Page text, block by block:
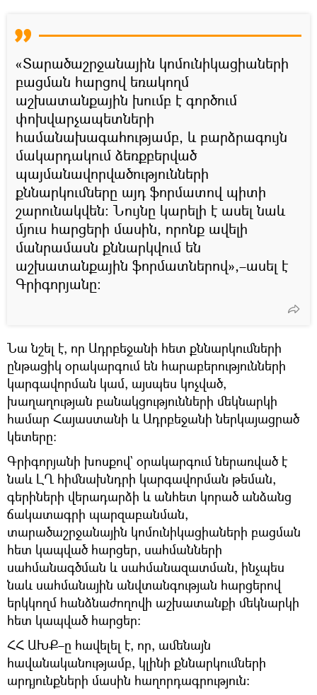
«Տարածաշրջանային կոմունիկացիաների
բացման հարցով եռակողմ
աշխատանքային խումբ է գործում
փոխվարչապետների
համանախագահությամբ, և բարձրագույն
մակարդակում ձեռքբերված
պայմանավորվածությունների
քննարկումները այդ ֆորմատով պիտի
շարունակվեն: Նույնը կարելի է ասել նաև
մյուս հարցերի մասին, որոնք ավելի
մանրամասն քննարկվում են
աշխատանքային ֆորմատներով»,–ասել է
Գրիգորյանը:
Նա նշել է, որ Ադրբեջանի հետ քննարկումների
ընթացիկ օրակարգում են հարաբերությունների
կարգավորման կամ, այսպես կոչված,
խաղաղության բանակցությունների մեկնարկի
համար Հայաստանի և Ադրբեջանի ներկայացրած
կետերը։
Գրիգորյանի խոսքով` օրակարգում ներառված է
նաև ԼՂ հիմնախնդրի կարգավորման թեման,
գերիների վերադարձի և անհետ կորած անձանց
ճակատագրի պարզաբանման,
տարածաշրջանային կոմունիկացիաների բացման
հետ կապված հարցեր, սահմանների
սահմանագծման և սահմանազատման, ինչպես
նաև սահմանային անվտանգության հարցերով
երկկողմ հանձնաժողովի աշխատանքի մեկնարկի
հետ կապված հարցեր:
ՀՀ ԱԽՔ–ը հավելել է, որ, ամենայն
հավանականությամբ, կլինի քննարկումների
արդյունքների մասին հաղորդագրություն: